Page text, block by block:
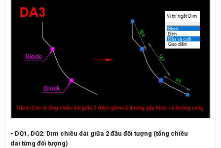
- DQ1, DQ2: Dim chiều dài giữa 2 đầu đối tượng (tổng chiều
dài từng đối tượng)